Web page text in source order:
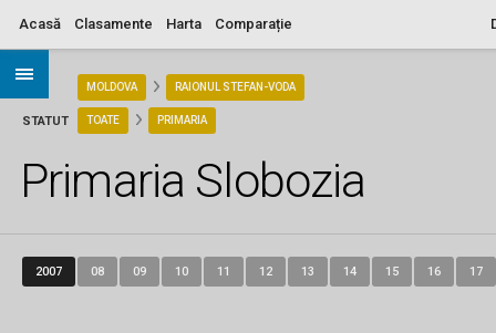
Acasă Clasamente Harta Comparație
STATUT
MOLDOVA RAIONUL STEFAN-VODA
TOATE PRIMARIA
Primaria Slobozia
2007 08 09 10 11 12 13 14 15 16 17